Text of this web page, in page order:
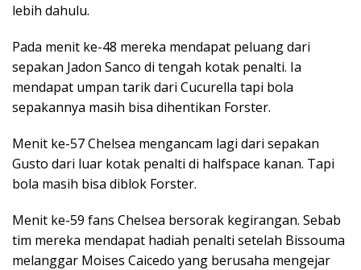
lebih dahulu.
Pada menit ke-48 mereka mendapat peluang dari
sepakan Jadon Sanco di tengah kotak penalti. Ia
mendapat umpan tarik dari Cucurella tapi bola
sepakannya masih bisa dihentikan Forster.
Menit ke-57 Chelsea mengancam lagi dari sepakan
Gusto dari luar kotak penalti di halfspace kanan. Tapi
bola masih bisa diblok Forster.
Menit ke-59 fans Chelsea bersorak kegirangan. Sebab
tim mereka mendapat hadiah penalti setelah Bissouma
melanggar Moises Caicedo yang berusaha mengejar